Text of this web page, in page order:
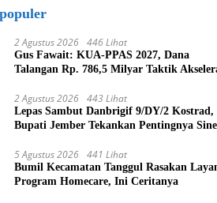
2 Agustus 2026 446 Lihat
Gus Fawait: KUA-PPAS 2027, Dana
Talangan Rp. 786,5 Milyar Taktik
2 Agustus 2026 443 Lihat
Lepas Sambut Danbrigif 9/DY/2 Kostrad,
Bupati Jember Tekankan Pentingnya
5 Agustus 2026 441 Lihat
Bumil Kecamatan Tanggul Rasakan
Program Homecare, Ini Ceritanya